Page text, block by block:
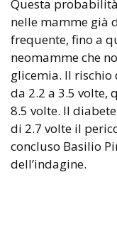
Questa
nelle mamme già
frequente, fino a
neomamme che
glicemia. Il rischio
da 2.2 a 3.5 volte,
8.5 volte. Il
di 2.7 volte il
concluso Basilio
dell’indagine.